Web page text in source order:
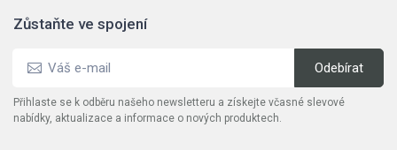
Zůstaňte ve spojení
Přihlaste se k odběru našeho newsletteru a získejte včasné slevové
nabídky, aktualizace a informace o nových produktech.